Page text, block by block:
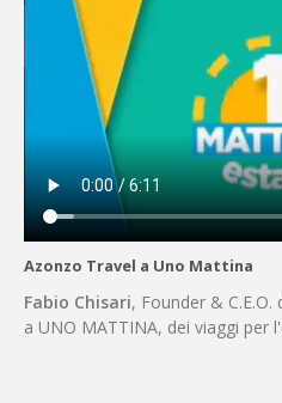
Azonzo Travel a Uno Mattina
Fabio Chisari, Founder &
a UNO MATTINA, dei viaggi per